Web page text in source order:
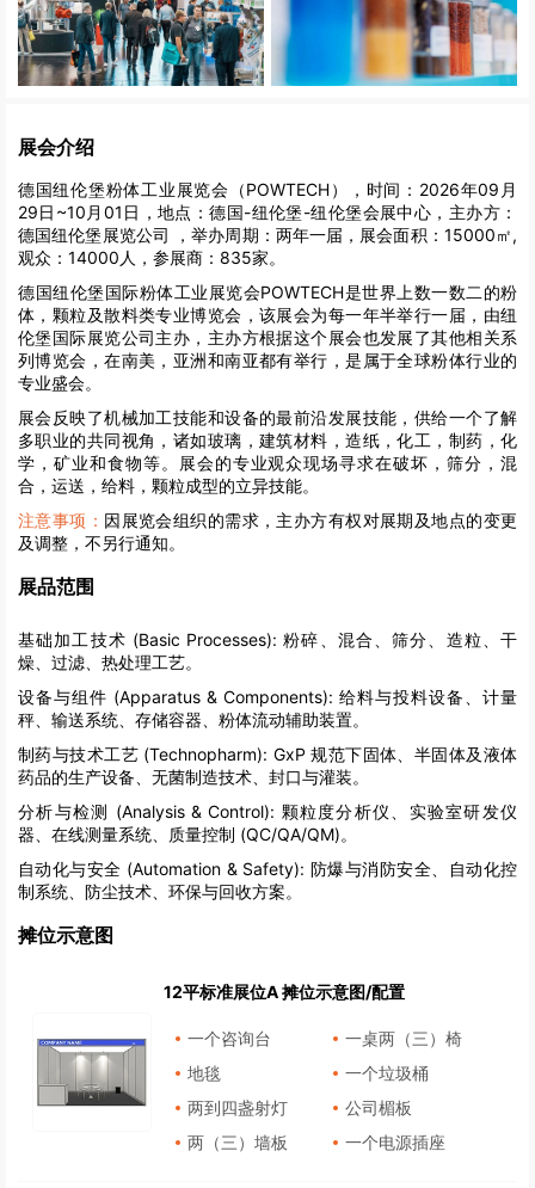
展会介绍
德国纽伦堡粉体工业展览会（POWTECH），时间：2026年09月
29日~10月01日，地点：德国-纽伦堡-纽伦堡会展中心，主办方：
德国纽伦堡展览公司 ，举办周期：两年一届，展会面积：15000㎡,
观众：14000人，参展商：835家。
德国纽伦堡国际粉体工业展览会POWTECH是世界上数一数二的粉
体，颗粒及散料类专业博览会，该展会为每一年半举行一届，由纽
伦堡国际展览公司主办，主办方根据这个展会也发展了其他相关系
列博览会，在南美，亚洲和南亚都有举行，是属于全球粉体行业的
专业盛会。
展会反映了机械加工技能和设备的最前沿发展技能，供给一个了解
多职业的共同视角，诸如玻璃，建筑材料，造纸，化工，制药，化
学，矿业和食物等。展会的专业观众现场寻求在破坏，筛分，混
合，运送，给料，颗粒成型的立异技能。
注意事项： 因展览会组织的需求，主办方有权对展期及地点的变更
及调整，不另行通知。
展品范围
基础加工技术 (Basic Processes): 粉碎、混合、筛分、造粒、干
燥、过滤、热处理工艺。
设备与组件 (Apparatus & Components): 给料与投料设备、计量
秤、输送系统、存储容器、粉体流动辅助装置。
制药与技术工艺 (Technopharm): GxP 规范下固体、半固体及液体
药品的生产设备、无菌制造技术、封口与灌装。
分析与检测 (Analysis & Control): 颗粒度分析仪、实验室研发仪
器、在线测量系统、质量控制 (QC/QA/QM)。
自动化与安全 (Automation & Safety): 防爆与消防安全、自动化控
制系统、防尘技术、环保与回收方案。
摊位示意图
12平标准展位A 摊位示意图/配置
一个咨询台
一桌两（三）椅
地毯
一个垃圾桶
两到四盏射灯
公司楣板
两（三）墙板
一个电源插座